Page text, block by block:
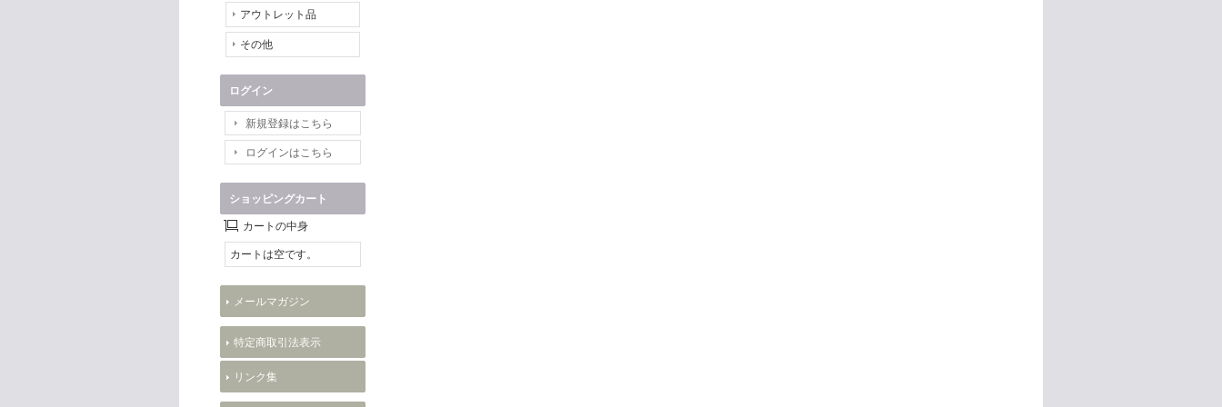
アウトレット品
その他
ログイン
新規登録はこちら
ログインはこちら
ショッピングカート
カートの中身
カートは空です。
メールマガジン
特定商取引法表示
リンク集